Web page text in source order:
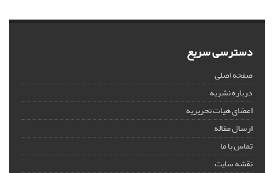
دسترسی سریع
صفحه اصلی
درباره نشریه
اعضای هیات تحریریه
ارسال مقاله
تماس با ما
نقشه سایت